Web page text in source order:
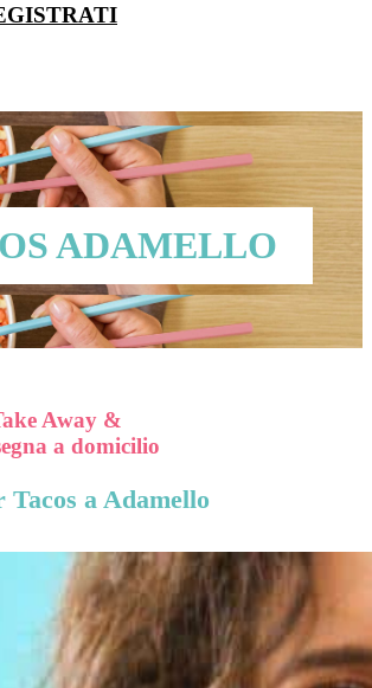
ADAMELLO
Away &
a domicilio
a Adamello